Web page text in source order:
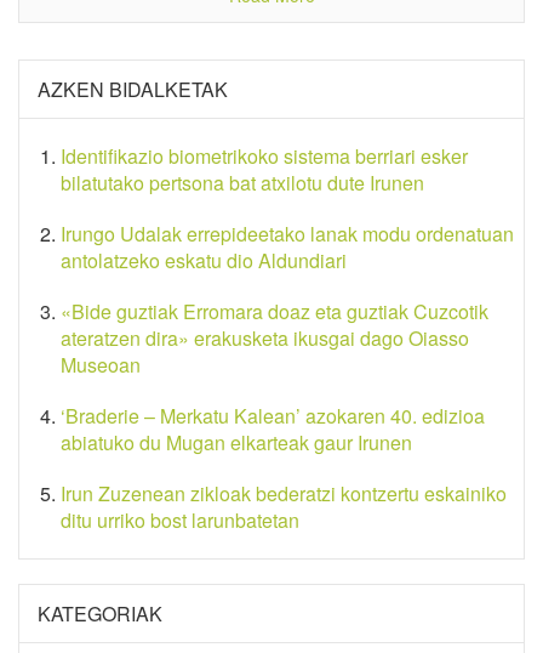
AZKEN BIDALKETAK
Identifikazio biometrikoko sistema berriari esker
bilatutako pertsona bat atxilotu dute Irunen
Irungo Udalak errepideetako lanak modu ordenatuan
antolatzeko eskatu dio Aldundiari
«Bide guztiak Erromara doaz eta guztiak Cuzcotik
ateratzen dira» erakusketa ikusgai dago Oiasso
Museoan
‘Braderie – Merkatu Kalean’ azokaren 40. edizioa
abiatuko du Mugan elkarteak gaur Irunen
Irun Zuzenean zikloak bederatzi kontzertu eskainiko
ditu urriko bost larunbatetan
KATEGORIAK